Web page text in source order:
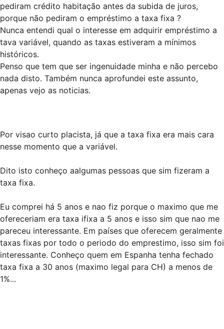
pediram crédito habitação antes da subida de juros,
porque não pediram o empréstimo a taxa fixa ?
Nunca entendi qual o interesse em adquirir empréstimo a
tava variável, quando as taxas estiveram a mínimos
históricos.
Penso que tem que ser ingenuidade minha e não percebo
nada disto. Também nunca aprofundei este assunto,
apenas vejo as noticias.
Por visao curto placista, já que a taxa fixa era mais cara
nesse momento que a variável.
Dito isto conheço aalgumas pessoas que sim fizeram a
taxa fixa.
Eu comprei há 5 anos e nao fiz porque o maximo que me
ofereceriam era taxa ifixa a 5 anos e isso sim que nao me
pareceu interessante. Em países que oferecem geralmente
taxas fixas por todo o periodo do emprestimo, isso sim foi
interessante. Conheço quem em Espanha tenha fechado
taxa fixa a 30 anos (maximo legal para CH) a menos de
1%...